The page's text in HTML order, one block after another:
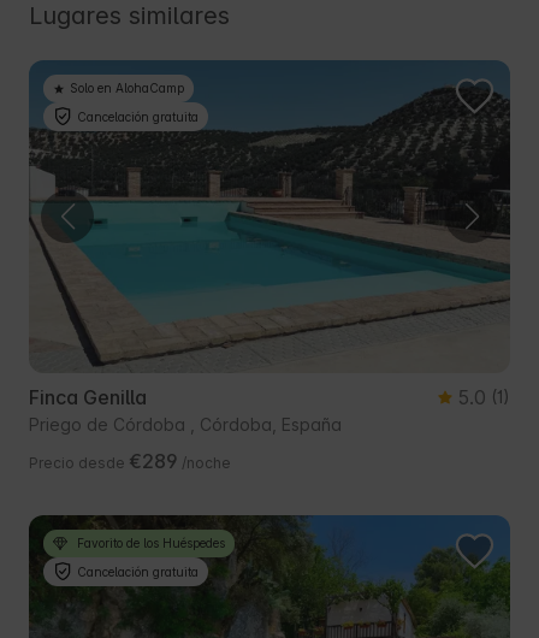
Lugares similares
Solo en AlohaCamp
Cancelación gratuita
Finca Genilla 5.0 (1)
Priego de Córdoba , Córdoba, España
Precio desde €289 /noche
Favorito de los Huéspedes
Cancelación gratuita